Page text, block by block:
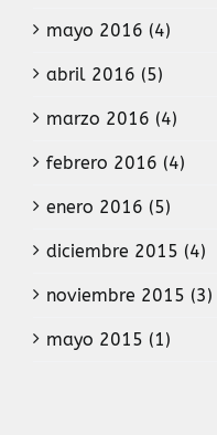
mayo 2016 (4)
abril 2016 (5)
marzo 2016 (4)
febrero 2016 (4)
enero 2016 (5)
diciembre 2015 (4)
noviembre 2015 (3)
mayo 2015 (1)